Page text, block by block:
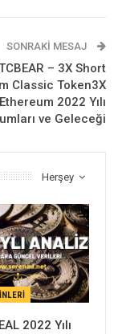
SONRAKI MESAJ
– 3X Short
Classic Token3X
2022 Yılı
ve Geleceği
Herşey
2022 Yılı